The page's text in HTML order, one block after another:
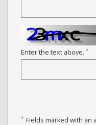
Enter the text above. *
* Fields marked with an